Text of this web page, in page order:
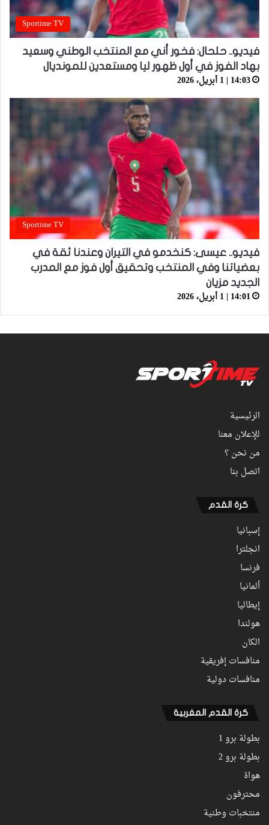
Sportime TV
فيديو.. حلحال: فخور أني مع المنتخب الوطني وسعيد
بهاد الفوز في أول ظهور ليا ومستعدين للمونديال
14:03 | 1 أبريل، 2026
Sportime TV
فيديو.. عيسى: كنخدمو في التيران وعندنا ثقة في
بعضياتنا وفي المنتخب وتحقيق أول فوز مع المدرب
الجديد مزيان
14:01 | 1 أبريل، 2026
الرئيسية
للإعلان معنا
من نحن ؟
اتصل بنا
كرة القدم
إسبانيا
انجلترا
فرنسا
ألمانيا
إيطاليا
هولندا
الكان
منافسات إفريقية
منافسات دولية
كرة القدم المغربية
بطولة برو 1
بطولة برو 2
هواة
محترفون
منتخبات وطنية